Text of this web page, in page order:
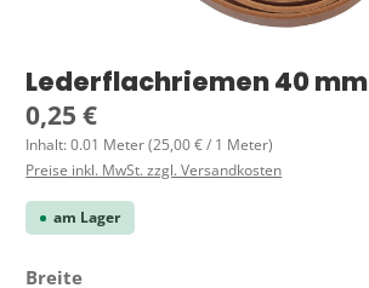
Lederflachriemen 40 mm
Regulärer Preis:
0,25 €
Inhalt:0.01 Meter(25,00 € / 1 Meter)
Preise inkl. MwSt. zzgl. Versandkosten
am Lager
Breiteauswählen